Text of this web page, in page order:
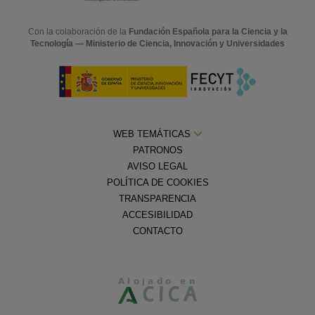
Con la colaboración de la Fundación Española para la Ciencia y la
Tecnología — Ministerio de Ciencia, Innovación y Universidades
WEB TEMÁTICAS
PATRONOS
AVISO LEGAL
POLÍTICA DE COOKIES
TRANSPARENCIA
ACCESIBILIDAD
CONTACTO